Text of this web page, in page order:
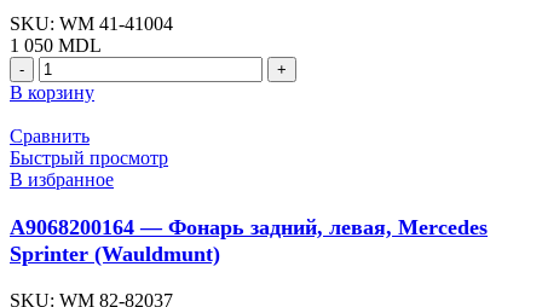
SKU: WM 41-41004
1 050 MDL
Количество
товара
A9064100381
-
Подшипник
подвесной
карданного
вала,
VW
Crafter
В корзину
Сравнить
Быстрый просмотр
В избранное
A9068200164 — Фонарь задний, левая, Mercedes
Sprinter (Wauldmunt)
SKU: WM 82-82037